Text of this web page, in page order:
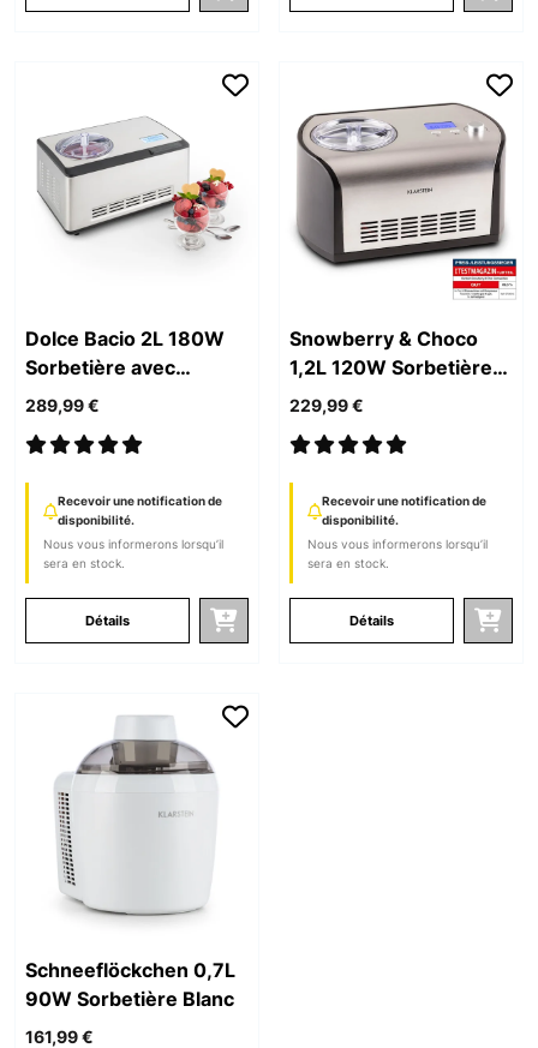
Dolce Bacio 2L 180W
Sorbetière avec
Compresseur Argent
289,99 €
Recevoir une notification de
disponibilité.
Nous vous informerons lorsqu’il
sera en stock.
Détails
Snowberry & Choco
1,2L 120W Sorbetière
avec Compresseur
229,99 €
Recevoir une notification de
disponibilité.
Nous vous informerons lorsqu’il
sera en stock.
Détails
Schneeflöckchen 0,7L
90W Sorbetière Blanc
161,99 €